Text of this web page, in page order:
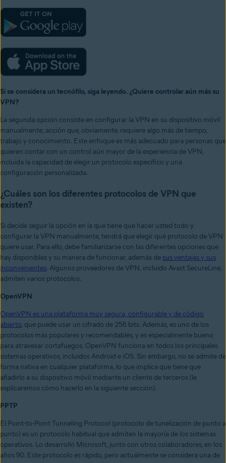
Si se considera un tecnófilo, siga leyendo. ¿Quiere controlar aún más su
VPN?
La segunda opción consiste en configurar la VPN en su dispositivo móvil
manualmente; acción que, obviamente, requiere algo más de tiempo,
trabajo y conocimiento. Este enfoque es más adecuado para personas que
quieren contar con un control aún mayor de la experiencia de VPN,
incluida la capacidad de elegir un protocolo específico y una
configuración personalizada.
¿Cuáles son los diferentes protocolos de VPN que
existen?
Si decide seguir la opción en la que tiene que hacer usted todo y
configurar la VPN manualmente, tendrá que elegir qué protocolo de VPN
quiere usar. Para ello, debe familiarizarse con las diferentes opciones que
hay disponibles y su manera de funcionar, además de sus ventajas y sus
inconvenientes. Algunos proveedores de VPN, incluido Avast SecureLine,
admiten varios protocolos.
OpenVPN
OpenVPN es una plataforma muy segura, configurable y de código
abierto, que puede usar un cifrado de 256 bits. Además, es uno de los
protocolos más populares y recomendables, y es especialmente bueno
para atravesar cortafuegos. OpenVPN funciona en todos los principales
sistemas operativos, incluidos Android e iOS. Sin embargo, no se admite de
forma nativa en cualquier plataforma, lo que implica que tiene que
añadirlo a su dispositivo móvil mediante un cliente de terceros (le
explicaremos cómo hacerlo en la siguiente sección).
PPTP
El Point-to-Point Tunneling Protocol (protocolo de tunelización de punto a
punto) es un protocolo habitual que admiten la mayoría de los sistemas
operativos. Lo desarrolló Microsoft, junto con otros colaboradores, en los
años 90. Este protocolo es rápido, pero actualmente se considera una de